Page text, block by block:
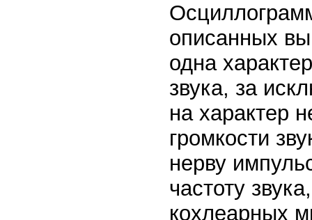
описанных
одна
звука, за
на характер
громкости
нерву
частоту
кохлеарных